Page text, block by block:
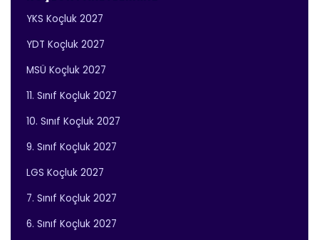
YKS Koçluk 2027
YDT Koçluk 2027
MSÜ Koçluk 2027
11. Sınıf Koçluk 2027
10. Sınıf Koçluk 2027
9. Sınıf Koçluk 2027
LGS Koçluk 2027
7. Sınıf Koçluk 2027
6. Sınıf Koçluk 2027